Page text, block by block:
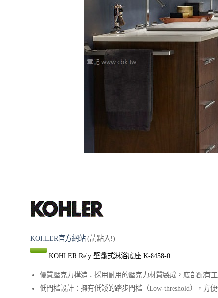
KOHLER官方網站 (請點入!)
KOHLER Rely 壁龕式淋浴底座 K-8458-0
優質壓克力構造：採用耐用的壓克力材質製成，底部配有
低門檻設計：擁有低矮的踏步門檻（Low-threshold），方